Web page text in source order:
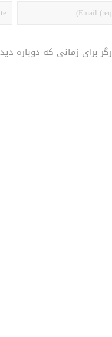
برای زمانی که دوباره